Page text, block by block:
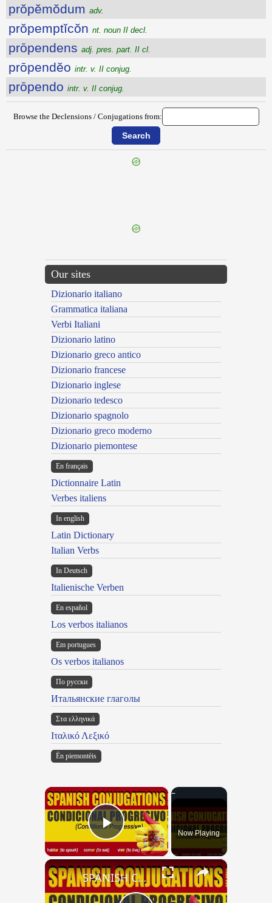
prŏpĕmŏdum adv.
prŏpemptĭcŏn nt. noun II decl.
prōpendens adj. pres. part. II cl.
prōpendĕo intr. v. II conjug.
prōpendo intr. v. II conjug.
Browse the Declensions / Conjugations from:
Our sites
Dizionario italiano
Grammatica italiana
Verbi Italiani
Dizionario latino
Dizionario greco antico
Dizionario francese
Dizionario inglese
Dizionario tedesco
Dizionario spagnolo
Dizionario greco moderno
Dizionario piemontese
En français
Dictionnaire Latin
Verbes italiens
In english
Latin Dictionary
Italian Verbs
In Deutsch
Italienische Verben
En español
Los verbos italianos
Em portugues
Os verbos italianos
По русски
Итальянские глаголы
Στα ελληνικά
Ιταλικό Λεξικό
Ën piemontèis
×
Play VideoNow Playing
×
SPANISH CONJUGATIONS: Conditional Progressive (Condicional Progresivo)